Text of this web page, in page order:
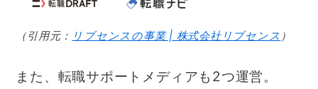
（引用元： リブセンスの事業 | 株式会社リブセンス ）
また、転職サポートメディアも2つ運営。